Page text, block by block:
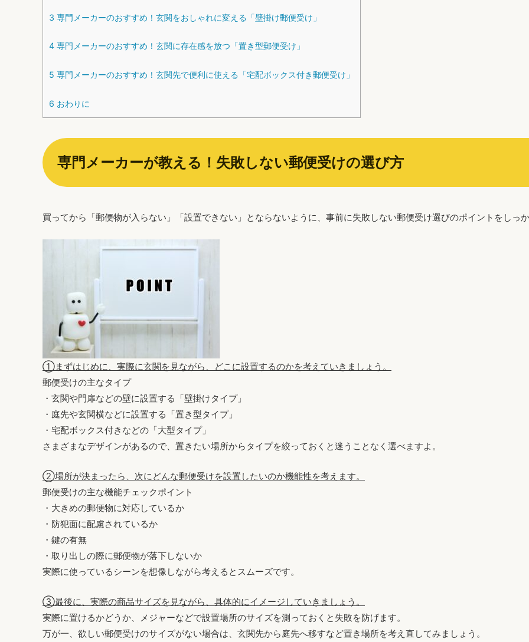
3 専門メーカーのおすすめ！玄関をおしゃれに変える「壁掛け郵便受け」
4 専門メーカーのおすすめ！玄関に存在感を放つ「置き型郵便受け」
5 専門メーカーのおすすめ！玄関先で便利に使える「宅配ボックス付き郵便受け」
6 おわりに
専門メーカーが教える！失敗しない郵便受けの選び方
買ってから「郵便物が入らない」「設置できない」とならないように、事前に失敗しない郵便受け選びのポイントをしっ
①まずはじめに、実際に玄関を見ながら、どこに設置するのかを考えていきましょう。
郵便受けの主なタイプ
・玄関や門扉などの壁に設置する「壁掛けタイプ」
・庭先や玄関横などに設置する「置き型タイプ」
・宅配ボックス付きなどの「大型タイプ」
さまざまなデザインがあるので、置きたい場所からタイプを絞っておくと迷うことなく選べますよ。
②場所が決まったら、次にどんな郵便受けを設置したいのか機能性を考えます。
郵便受けの主な機能チェックポイント
・大きめの郵便物に対応しているか
・防犯面に配慮されているか
・鍵の有無
・取り出しの際に郵便物が落下しないか
実際に使っているシーンを想像しながら考えるとスムーズです。
③最後に、実際の商品サイズを見ながら、具体的にイメージしていきましょう。
実際に置けるかどうか、メジャーなどで設置場所のサイズを測っておくと失敗を防げます。
万が一、欲しい郵便受けのサイズがない場合は、玄関先から庭先へ移すなど置き場所を考え直してみましょう。